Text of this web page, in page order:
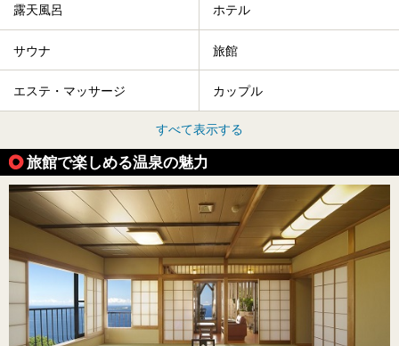
露天風呂 ホテル
サウナ 旅館
エステ・マッサージ カップル
すべて表示する
旅館で楽しめる温泉の魅力